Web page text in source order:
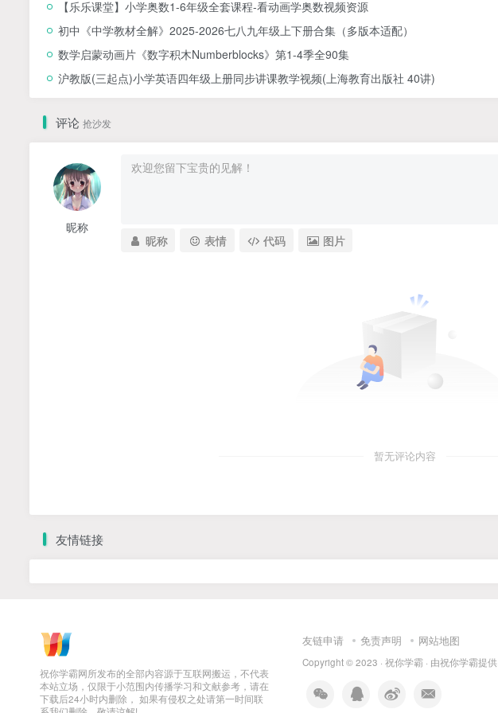
【乐乐课堂】小学奥数1-6年级全套课程-看动画学奥数视频资源
初中《中学教材全解》2025-2026七八九年级上下册合集（多版本适配）
数学启蒙动画片《数字积木Numberblocks》第1-4季全90集
沪教版(三起点)小学英语四年级上册同步讲课教学视频(上海教育出版社 40讲)
评论 抢沙发
昵称
昵称 表情 代码 图片
暂无评论内容
友情链接
祝你学霸网所发布的全部内容源于互联网搬运，不代表
本站立场，仅限于小范围内传播学习和文献参考，请在
下载后24小时内删除， 如果有侵权之处请第一时间联
友链申请 免责声明 网站地图
Copyright © 2023 · 祝你学霸 · 由祝你学霸提供.